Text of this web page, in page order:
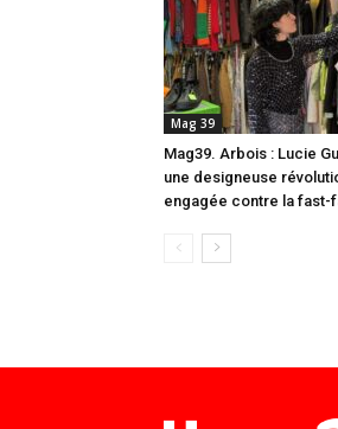
Mag 39
Mag39. Arbois : Lucie
une designeuse
engagée contre la fast-